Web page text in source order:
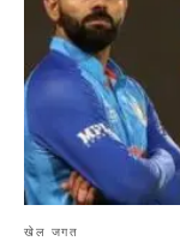
खेल जगत